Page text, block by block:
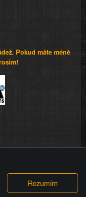
Pokud máte méně
provozovatele
nebo video na
videa nebo
uplatnit vůči